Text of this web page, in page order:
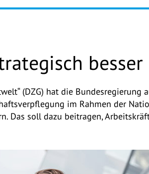
(DZG) hat die Bundesregierung
im Rahmen der
Das soll dazu beitragen,